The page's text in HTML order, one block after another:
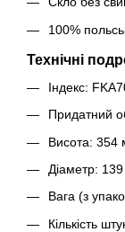
100%
Технічні
Індекс:
Придатний
Висота: 354
Діаметр:
Вага (з
Кількість